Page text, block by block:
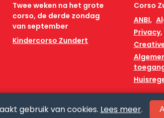
Twee weken na het grote
corso, de derde zondag
van september
Kindercorso Zundert
Corso
ANBI
Privacy
gebruik van cookies. Lees meer.